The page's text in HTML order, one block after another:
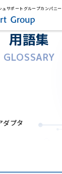
サポートグループカンパニー
用語集
GLOSSARY
ダプタ